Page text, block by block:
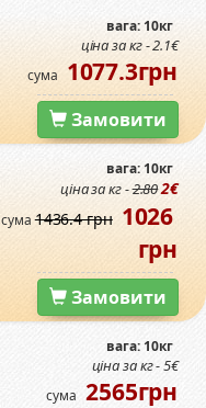
вага: 10кг
ціна за кг - 2.1€
сума 1077.3грн
Замовити
вага: 10кг
ціна за кг -2.802€
сума1436.4 грн 1026
грн
Замовити
вага: 10кг
ціна за кг - 5€
сума 2565грн